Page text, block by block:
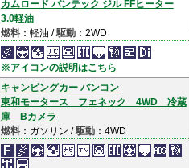
カムロード バンテック ジル FFヒーター
3.0軽油
燃料：軽油 /駆動：2WD
※アイコンの説明はこちら
キャンピングカー バンコン
東和モータース フェネック 4WD 冷蔵
庫 Bカメラ
燃料：ガソリン /駆動：4WD